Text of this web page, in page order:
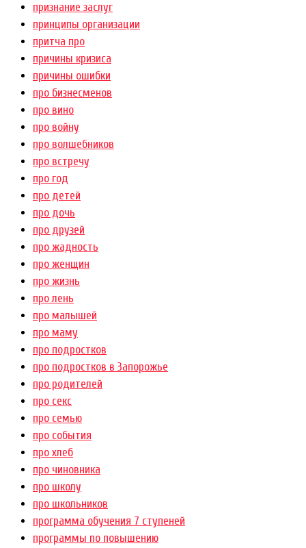
признание заслуг
принципы организации
притча про
причины кризиса
причины ошибки
про бизнесменов
про вино
про войну
про волшебников
про встречу
про год
про детей
про дочь
про друзей
про жадность
про женщин
про жизнь
про лень
про малышей
про маму
про подростков
про подростков в Запорожье
про родителей
про секс
про семью
про события
про хлеб
про чиновника
про школу
про школьников
программа обучения 7 ступеней
программы по повышению